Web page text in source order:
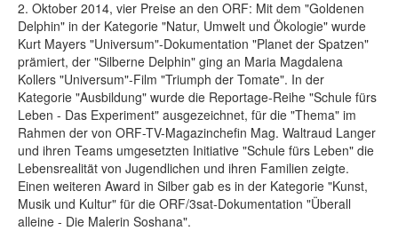
2. Oktober 2014, vier Preise an den ORF: Mit dem "Goldenen
Delphin" in der Kategorie "Natur, Umwelt und Ökologie" wurde
Kurt Mayers "Universum"-Dokumentation "Planet der Spatzen"
prämiert, der "Silberne Delphin" ging an Maria Magdalena
Kollers "Universum"-Film "Triumph der Tomate". In der
Kategorie "Ausbildung" wurde die Reportage-Reihe "Schule fürs
Leben - Das Experiment" ausgezeichnet, für die "Thema" im
Rahmen der von ORF-TV-Magazinchefin Mag. Waltraud Langer
und ihren Teams umgesetzten Initiative "Schule fürs Leben" die
Lebensrealität von Jugendlichen und ihren Familien zeigte.
Einen weiteren Award in Silber gab es in der Kategorie "Kunst,
Musik und Kultur" für die ORF/3sat-Dokumentation "Überall
alleine - Die Malerin Soshana".